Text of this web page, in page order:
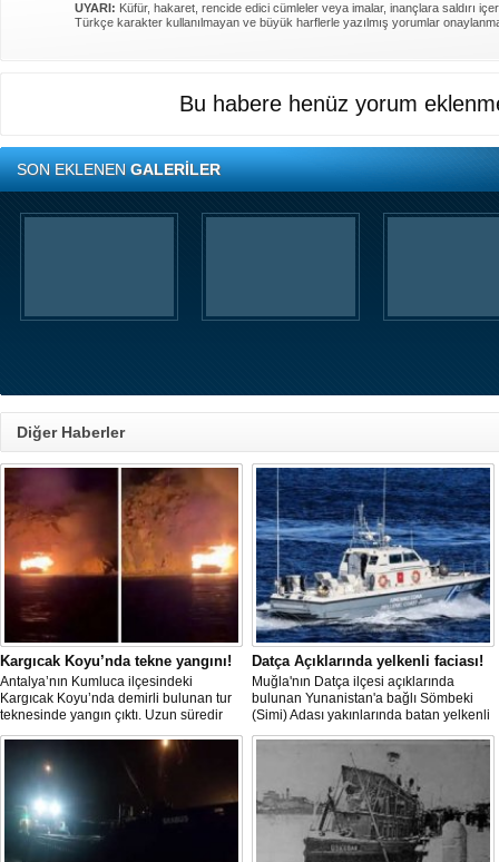
UYARI: Küfür, hakaret, rencide edici cümleler veya imalar, inançlara saldırı
Türkçe karakter kullanılmayan ve büyük harflerle yazılmış yorumlar
Bu habere henüz yorum
SON EKLENENGALERİLER
Diğer Haberler
Kargıcak Koyu’nda tekne yangını!
Antalya’nın Kumluca ilçesindeki
Kargıcak Koyu’nda demirli bulunan tur
teknesinde yangın çıktı. Uzun süredir
kullanılmadığı belirtilen ve içerisinde
kimsenin bulunmadığı tekne, itfaiyenin
karadan müdahale edememesi
nedeniyle tamamen yanarak
kullanılamaz hale geldi.
Datça Açıklarında yelkenli faciası!
Muğla'nın Datça ilçesi açıklarında
bulunan Yunanistan'a bağlı Sömbeki
(Simi) Adası yakınlarında batan yelkenli
teknedeki 9 kişiden 8'i sağ olarak
kurtarılırken, kaybolan 1 kişi için deniz
ve havadan geniş çaplı arama kurtarma
çalışması başlatıldı.